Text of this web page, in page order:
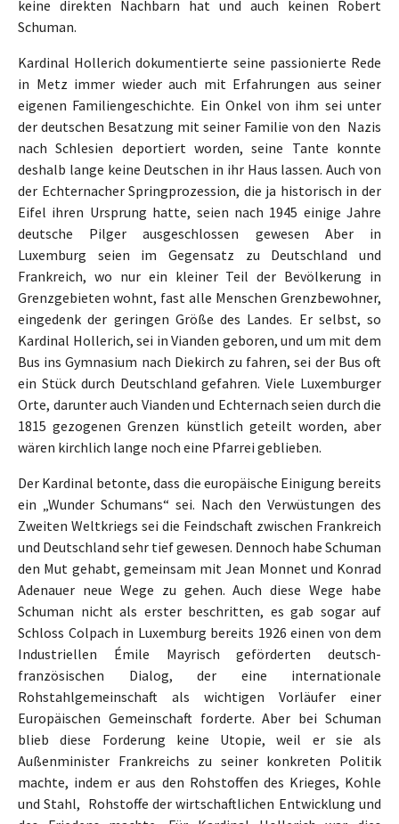
keine direkten Nachbarn hat und auch keinen Robert
Schuman.
Kardinal Hollerich dokumentierte seine passionierte Rede
in Metz immer wieder auch mit Erfahrungen aus seiner
eigenen Familiengeschichte. Ein Onkel von ihm sei unter
der deutschen Besatzung mit seiner Familie von den Nazis
nach Schlesien deportiert worden, seine Tante konnte
deshalb lange keine Deutschen in ihr Haus lassen. Auch von
der Echternacher Springprozession, die ja historisch in der
Eifel ihren Ursprung hatte, seien nach 1945 einige Jahre
deutsche Pilger ausgeschlossen gewesen Aber in
Luxemburg seien im Gegensatz zu Deutschland und
Frankreich, wo nur ein kleiner Teil der Bevölkerung in
Grenzgebieten wohnt, fast alle Menschen Grenzbewohner,
eingedenk der geringen Größe des Landes. Er selbst, so
Kardinal Hollerich, sei in Vianden geboren, und um mit dem
Bus ins Gymnasium nach Diekirch zu fahren, sei der Bus oft
ein Stück durch Deutschland gefahren. Viele Luxemburger
Orte, darunter auch Vianden und Echternach seien durch die
1815 gezogenen Grenzen künstlich geteilt worden, aber
wären kirchlich lange noch eine Pfarrei geblieben.
Der Kardinal betonte, dass die europäische Einigung bereits
ein „Wunder Schumans“ sei. Nach den Verwüstungen des
Zweiten Weltkriegs sei die Feindschaft zwischen Frankreich
und Deutschland sehr tief gewesen. Dennoch habe Schuman
den Mut gehabt, gemeinsam mit Jean Monnet und Konrad
Adenauer neue Wege zu gehen. Auch diese Wege habe
Schuman nicht als erster beschritten, es gab sogar auf
Schloss Colpach in Luxemburg bereits 1926 einen von dem
Industriellen Émile Mayrisch geförderten deutsch-
französischen Dialog, der eine internationale
Rohstahlgemeinschaft als wichtigen Vorläufer einer
Europäischen Gemeinschaft forderte. Aber bei Schuman
blieb diese Forderung keine Utopie, weil er sie als
Außenminister Frankreichs zu seiner konkreten Politik
machte, indem er aus den Rohstoffen des Krieges, Kohle
und Stahl, Rohstoffe der wirtschaftlichen Entwicklung und